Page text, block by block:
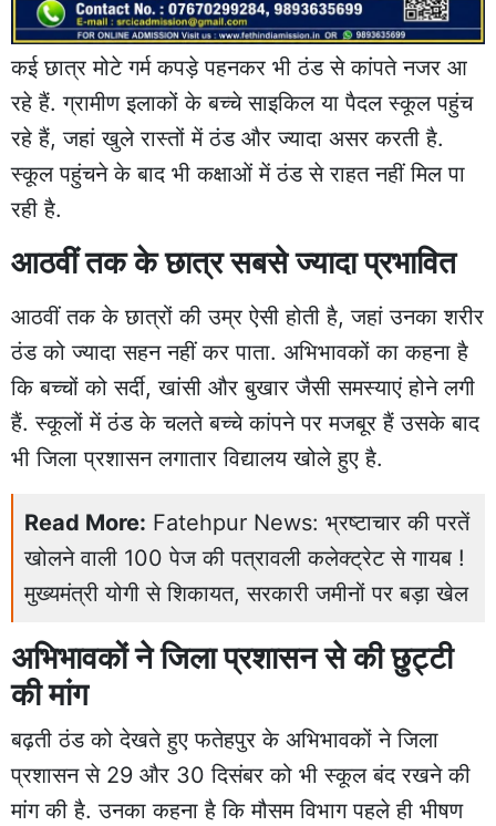
कई छात्र मोटे गर्म कपड़े पहनकर भी ठंड से कांपते नजर आ
रहे हैं. ग्रामीण इलाकों के बच्चे साइकिल या पैदल स्कूल पहुंच
रहे हैं, जहां खुले रास्तों में ठंड और ज्यादा असर करती है.
स्कूल पहुंचने के बाद भी कक्षाओं में ठंड से राहत नहीं मिल पा
रही है.
आठवीं तक के छात्र सबसे ज्यादा प्रभावित
आठवीं तक के छात्रों की उम्र ऐसी होती है, जहां उनका शरीर
ठंड को ज्यादा सहन नहीं कर पाता. अभिभावकों का कहना है
कि बच्चों को सर्दी, खांसी और बुखार जैसी समस्याएं होने लगी
हैं. स्कूलों में ठंड के चलते बच्चे कांपने पर मजबूर हैं उसके बाद
भी जिला प्रशासन लगातार विद्यालय खोले हुए है.
Read More: Fatehpur News: भ्रष्टाचार की परतें
खोलने वाली 100 पेज की पत्रावली कलेक्ट्रेट से गायब !
मुख्यमंत्री योगी से शिकायत, सरकारी जमीनों पर बड़ा खेल
अभिभावकों ने जिला प्रशासन से की छुट्टी
की मांग
बढ़ती ठंड को देखते हुए फतेहपुर के अभिभावकों ने जिला
प्रशासन से 29 और 30 दिसंबर को भी स्कूल बंद रखने की
मांग की है. उनका कहना है कि मौसम विभाग पहले ही भीषण